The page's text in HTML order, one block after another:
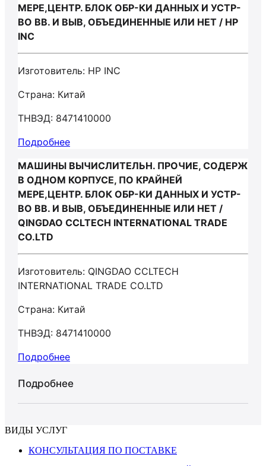
МЕРЕ,ЦЕНТР. БЛОК ОБР-КИ ДАННЫХ И УСТР-
ВО ВВ. И ВЫВ, ОБЪЕДИНЕННЫЕ ИЛИ НЕТ / HP
INC
Изготовитель: HP INC
Страна: Китай
ТНВЭД: 8471410000
Подробнее
МАШИНЫ ВЫЧИСЛИТЕЛЬН. ПРОЧИЕ, СОДЕРЖ
В ОДНОМ КОРПУСЕ, ПО КРАЙНЕЙ
МЕРЕ,ЦЕНТР. БЛОК ОБР-КИ ДАННЫХ И УСТР-
ВО ВВ. И ВЫВ, ОБЪЕДИНЕННЫЕ ИЛИ НЕТ /
QINGDAO CCLTECH INTERNATIONAL TRADE
CO.LTD
Изготовитель: QINGDAO CCLTECH
INTERNATIONAL TRADE CO.LTD
Страна: Китай
ТНВЭД: 8471410000
Подробнее
Подробнее
ВИДЫ УСЛУГ
КОНСУЛЬТАЦИЯ ПО ПОСТАВКЕ